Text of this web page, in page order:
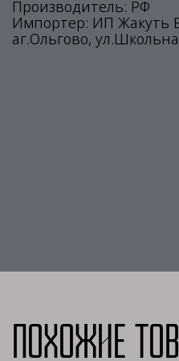
Производитель: РФ
Импортер: ИП Жакуть
аг.Ольгово,
Похожие